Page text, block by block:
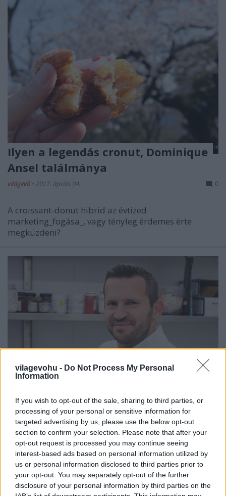
vilagevohu - Do Not Process My Personal
Information
If you wish to opt-out of the sale, sharing to third parties, or
processing of your personal or sensitive information for
targeted advertising by us, please use the below opt-out
section to confirm your selection. Please note that after your
opt-out request is processed you may continue seeing
interest-based ads based on personal information utilized by
us or personal information disclosed to third parties prior to
your opt-out. You may separately opt-out of the further
disclosure of your personal information by third parties on the
Ilyen a legendás cronut, Dominique
Ansel találmánya
világevő • 2017. április 04. 0
A croissant-donut hibrid az évtized
marketing_fogása_, vagy tényleg érdemes érte
megküzdeni?
Mit gondol az ország egyik legjobb
cukrásza az ország tortájáról?
világevő•2016. augusztus 22.
Nagyon ritkán fordul elő, hogy más írását teszem ki,
még ritkább a negatív hangvételű cikk, hiszen
alapvetően a gasztronómia (főzés, evés,